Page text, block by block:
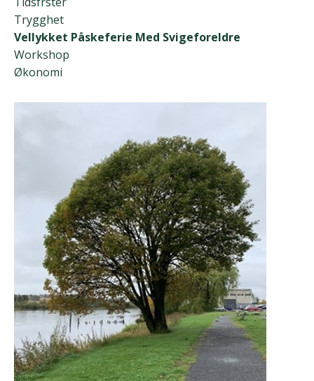
Trygghet
Vellykket Påskeferie Med Svigeforeldre
Workshop
Økonomi